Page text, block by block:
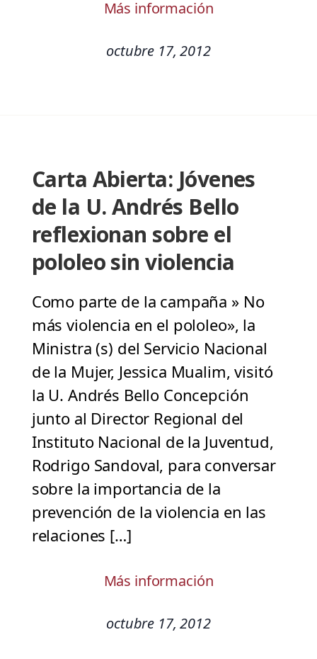
Más información
octubre 17, 2012
Carta Abierta: Jóvenes
de la U. Andrés Bello
reflexionan sobre el
pololeo sin violencia
Como parte de la campaña » No
más violencia en el pololeo», la
Ministra (s) del Servicio Nacional
de la Mujer, Jessica Mualim, visitó
la U. Andrés Bello Concepción
junto al Director Regional del
Instituto Nacional de la Juventud,
Rodrigo Sandoval, para conversar
sobre la importancia de la
prevención de la violencia en las
relaciones […]
Más información
octubre 17, 2012